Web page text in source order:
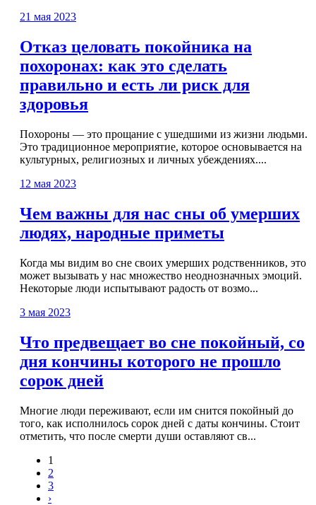
21 мая 2023
Отказ целовать покойника на
похоронах: как это сделать
правильно и есть ли риск для
здоровья
Похороны — это прощание с ушедшими из жизни людьми.
Это традиционное мероприятие, которое основывается на
культурных, религиозных и личных убеждениях....
12 мая 2023
Чем важны для нас сны об умерших
людях, народные приметы
Когда мы видим во сне своих умерших родственников, это
может вызывать у нас множество неоднозначных эмоций.
Некоторые люди испытывают радость от возмо...
3 мая 2023
Что предвещает во сне покойный, со
дня кончины которого не прошло
сорок дней
Многие люди переживают, если им снится покойный до
того, как исполнилось сорок дней с даты кончины. Стоит
отметить, что после смерти души оставляют св...
1
2
3
›